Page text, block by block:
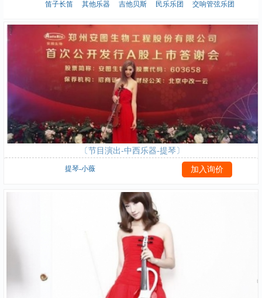
笛子长笛
其他乐器 吉他贝斯 民乐乐团 交响管弦乐团
〔节目演出-中西乐器-提琴〕
提琴-小薇